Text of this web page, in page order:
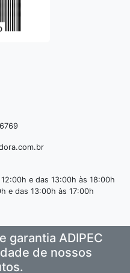
e das 13:00h às 18:00h
e das 13:00h às 17:00h
garantia ADIPEC
de nossos